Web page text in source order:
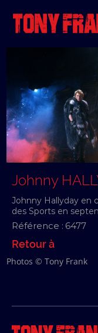
Johnny
Johnny Hallyday en
des Sports en
Référence : 6477
Retour à
Photos © Tony Frank